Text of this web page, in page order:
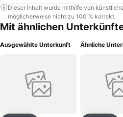
Dieser Inhalt wurde mithilfe von
möglicherweise nicht zu 100 % korrekt.
Mit ähnlichen
Ausgewählte Unterkunft Ähnliche